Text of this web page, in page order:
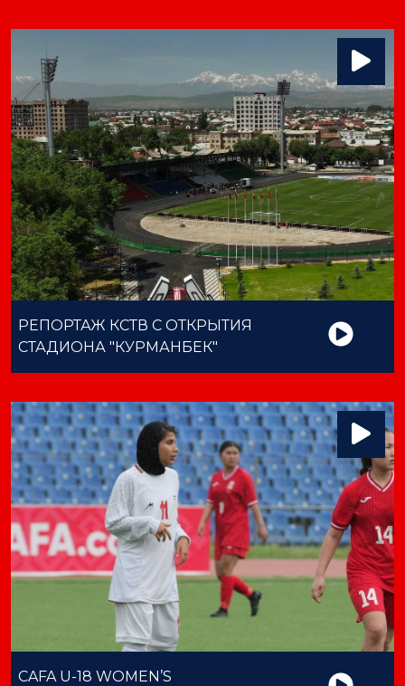
РЕПОРТАЖ КСТВ С ОТКРЫТИЯ
СТАДИОНА "КУРМАНБЕК"
CAFA U-18 WOMEN’S